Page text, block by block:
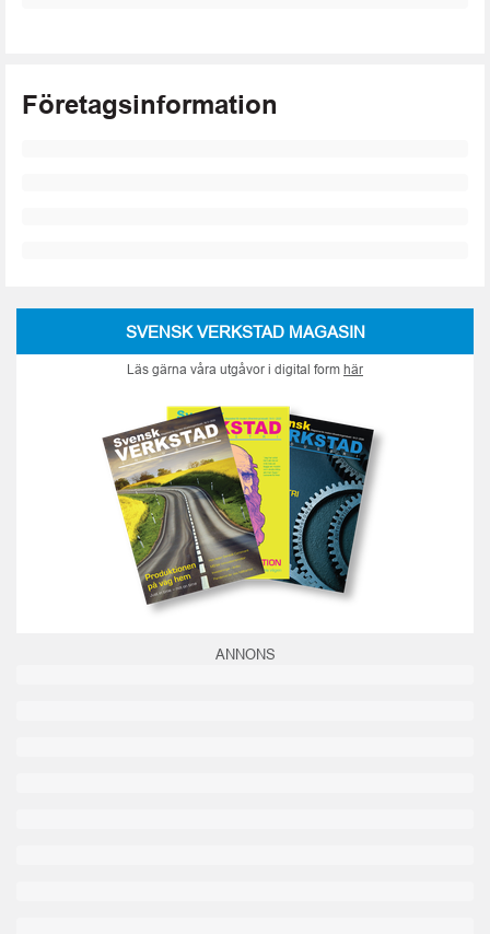
Företagsinformation
SVENSK VERKSTAD MAGASIN
Läs gärna våra utgåvor i digital form här
ANNONS